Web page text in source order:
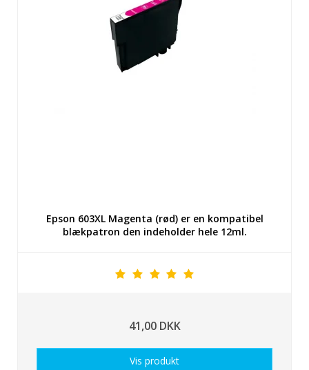
Epson 603XL Magenta (rød) er en kompatibel
blækpatron den indeholder hele 12ml.
41,00 DKK
Vis produkt